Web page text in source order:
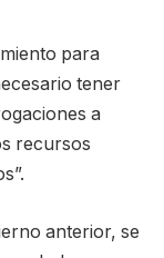
para
tener
a
recursos
anterior, se